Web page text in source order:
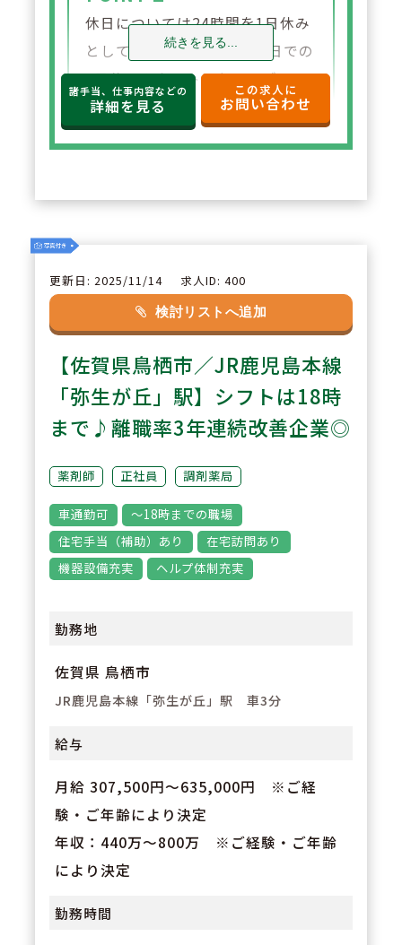
休日については24時間を1日休み
としてカウント。半日＋半日での
1日休みカウントはなし。ブロッ
ク長・エリア長が在籍するためお
休み時のフォロー体制も安心。有
調剤・監査支援システムの導入に
も積極的で、全店舗にPDA導入。
安心して業務に取り組めるだけで
なく、薬剤師が対人業務に注力で
きる環境づくりを推進されていま
す！
POINT3
中途採用・未経験の方も安心！同
社独自の「スキルチェックシー
ト」で、自分がどのスキルがある
ができます。
続きを見る...
諸手当、仕事内容などの
詳細を見る
この求人に
お問い合わせ
更新日: 2025/11/14 求人ID: 400
検討リストへ追加
【佐賀県鳥栖市／JR鹿児島本線
「弥生が丘」駅】シフトは18時
まで♪離職率3年連続改善企業◎
薬剤師 正社員 調剤薬局
車通勤可
～18時までの職場
住宅手当（補助）あり
在宅訪問あり
機器設備充実
ヘルプ体制充実
勤務地
佐賀県 鳥栖市
JR鹿児島本線「弥生が丘」駅 車3分
給与
月給 307,500円～635,000円 ※ご経
験・ご年齢により決定
年収：440万～800万 ※ご経験・ご年齢
により決定
勤務時間